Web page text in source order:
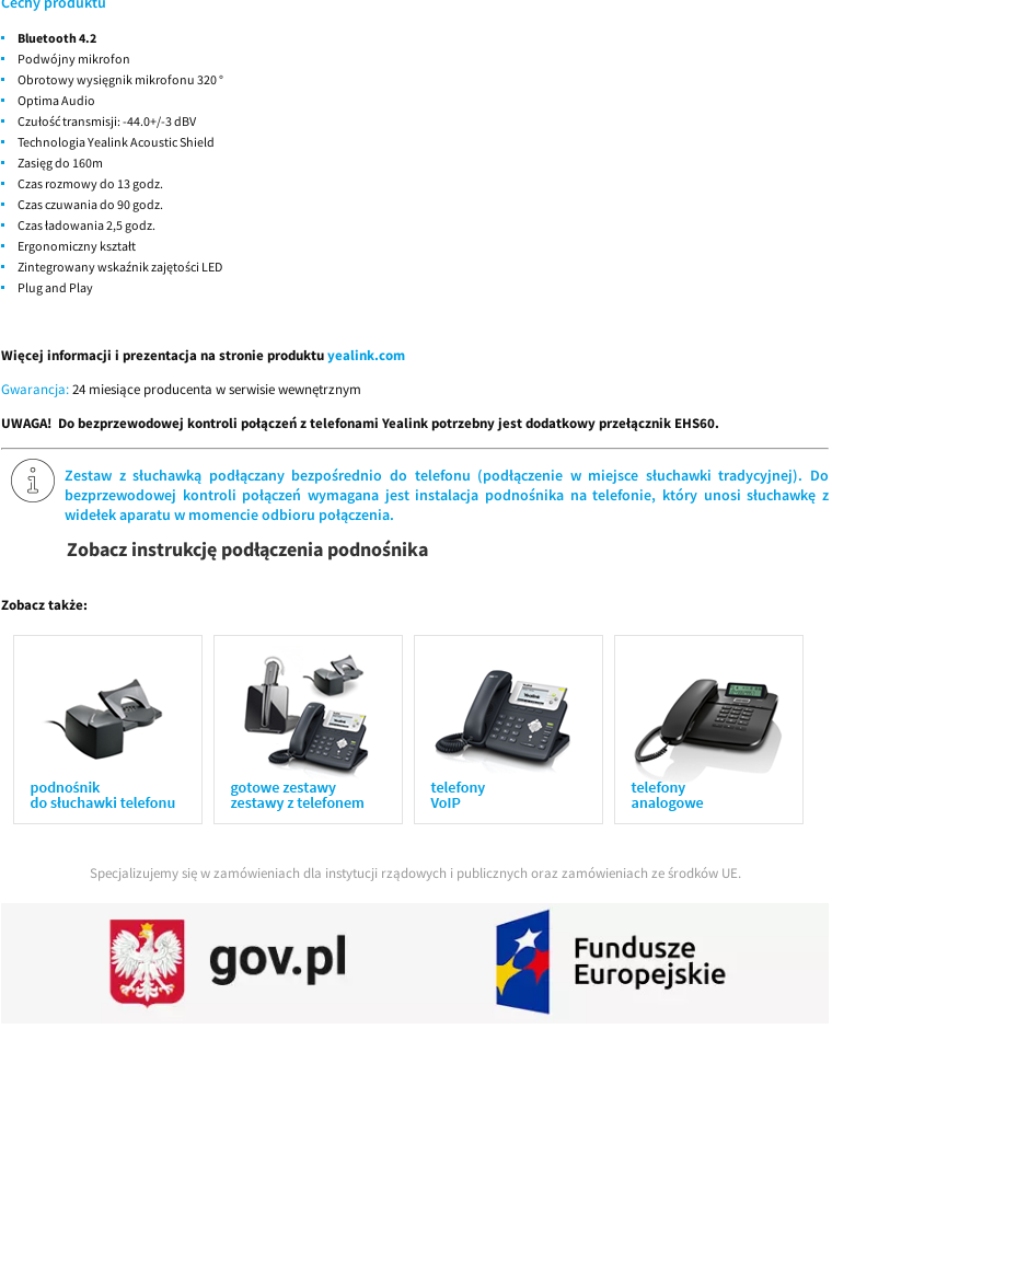
Bluetooth 4.2
Podwójny mikrofon
Obrotowy wysięgnik mikrofonu 320 °
Optima Audio
Czułość transmisji: -44.0+/-3 dBV
Technologia Yealink Acoustic Shield
Zasięg do 160m
Czas rozmowy do 13 godz.
Czas czuwania do 90 godz.
Czas ładowania 2,5 godz.
Ergonomiczny kształt
Zintegrowany wskaźnik zajętości LED
Plug and Play
Więcej informacji i prezentacja na stronie produktuyealink.com
Gwarancja:24 miesiące producenta w serwisie wewnętrznym
UWAGA! Do bezprzewodowej kontroli połączeń z telefonami Yealink potrzebny jest dodatkowy przełącznik EHS60.
Zestaw z słuchawką podłączany bezpośrednio do telefonu (podłączenie w miejsce słuchawki tradycyjnej). Do
bezprzewodowej kontroli połączeń wymagana jest instalacja podnośnika na telefonie, który unosi słuchawkę z
widełek aparatu w momencie odbioru połączenia.
Zobacz instrukcję podłączenia podnośnika
Zobacz także:
Specjalizujemy się w zamówieniach dla instytucji rządowych i publicznych oraz zamówieniach ze środków UE.